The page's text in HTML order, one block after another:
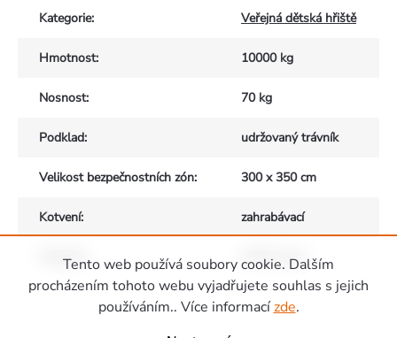
Tento web používá soubory cookie. Dalším
procházením tohoto webu vyjadřujete souhlas s jejich
používáním.. Více informacízde.
Kategorie: Veřejná dětská hřiště
Hmotnost: 10000 kg
Nosnost: 70 kg
Podklad: udržovaný trávník
Velikost bezpečnostních zón: 300 x 350 cm
Kotvení: zahrabávací
Materiál HDPE plast
Zápatí